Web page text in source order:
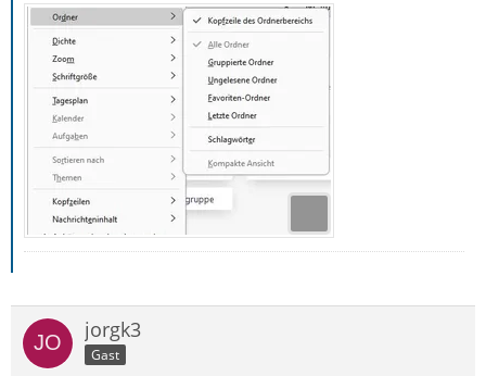
jorgk3
Gast